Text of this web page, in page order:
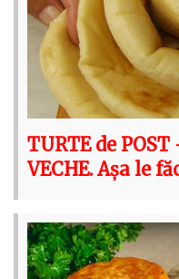
TURTE de
VECHE. Așa le